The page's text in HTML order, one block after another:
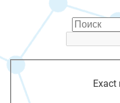
Exact